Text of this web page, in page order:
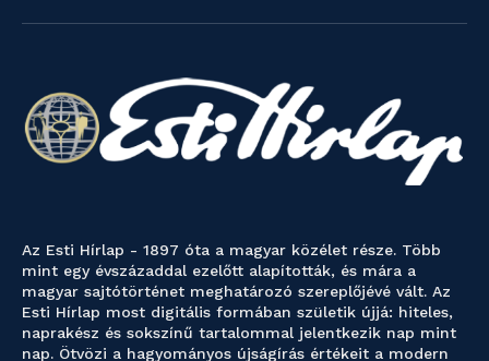
Az Esti Hírlap - 1897 óta a magyar közélet része. Több
mint egy évszázaddal ezelőtt alapították, és mára a
magyar sajtótörténet meghatározó szereplőjévé vált. Az
Esti Hírlap most digitális formában születik újjá: hiteles,
naprakész és sokszínű tartalommal jelentkezik nap mint
nap. Ötvözi a hagyományos újságírás értékeit a modern